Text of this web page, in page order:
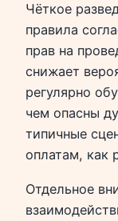
Чёткое
правила
прав на
снижает
регулярно
чем опасны
типичные
оплатам, как
Отдельное